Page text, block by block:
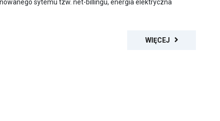
sytemu tzw. net-billingu, energia elektryczna
WIĘCEJ